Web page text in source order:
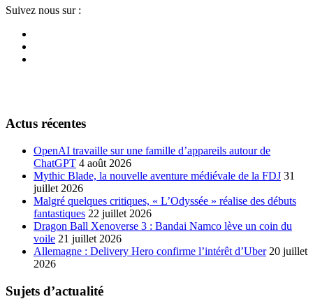
Suivez nous sur :
Actus récentes
OpenAI travaille sur une famille d’appareils autour de
ChatGPT 4 août 2026
Mythic Blade, la nouvelle aventure médiévale de la FDJ 31
juillet 2026
Malgré quelques critiques, « L’Odyssée » réalise des débuts
fantastiques 22 juillet 2026
Dragon Ball Xenoverse 3 : Bandai Namco lève un coin du
voile 21 juillet 2026
Allemagne : Delivery Hero confirme l’intérêt d’Uber 20 juillet
2026
Sujets d’actualité